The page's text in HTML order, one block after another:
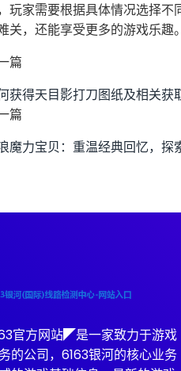
玩家需要根据具体情况选择
关，还能享受更多的游戏乐趣。
篇
获得天目影打刀图纸及相关获
篇
魔力宝贝：重温经典回忆，
官方网站◤是一家致力于游戏
的公司，6163银河的核心业务